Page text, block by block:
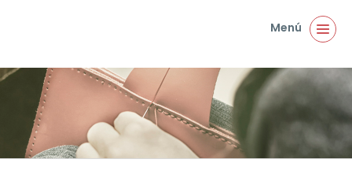
Menú